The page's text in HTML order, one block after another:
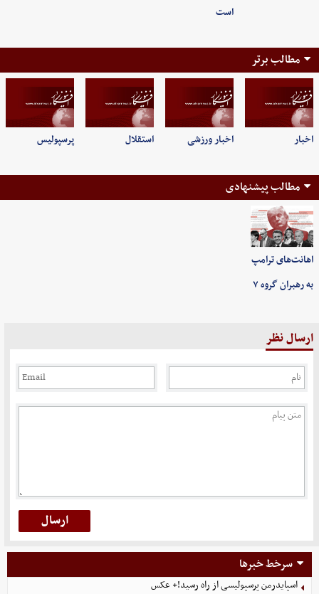
است
مطالب برتر
اخبار اخبار ورزشی استقلال پرسپولیس
مطالب پیشنهادی
اهانت‌های ترامپ
به رهبران گروه ۷
ارسال نظر
سرخط خبرها
اسپایدرمن پرسپولیسی از راه رسید!+ عکس